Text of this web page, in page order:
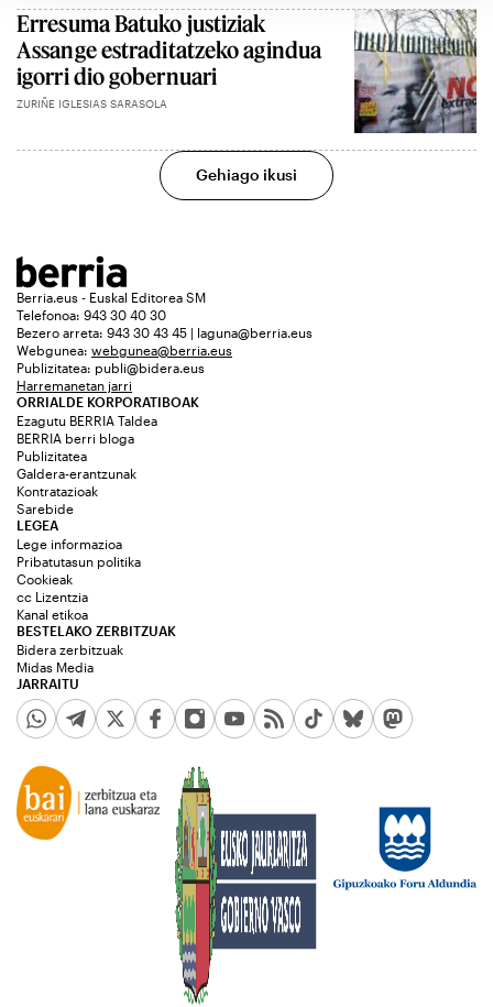
Erresuma Batuko justiziak
Assange estraditatzeko agindua
igorri dio gobernuari
ZURIÑE IGLESIAS SARASOLA
Gehiago ikusi
Berria.eus - Euskal Editorea SM
Telefonoa: 943 30 40 30
Bezero arreta: 943 30 43 45 | laguna@berria.eus
Webgunea: webgunea@berria.eus
Publizitatea: publi@bidera.eus
Harremanetan jarri
ORRIALDE KORPORATIBOAK
Ezagutu BERRIA Taldea
BERRIA berri bloga
Publizitatea
Galdera-erantzunak
Kontratazioak
Sarebide
JARRAITU
LEGEA
Lege informazioa
Pribatutasun politika
Cookieak
cc Lizentzia
Kanal etikoa
BESTELAKO ZERBITZUAK
Bidera zerbitzuak
Midas Media